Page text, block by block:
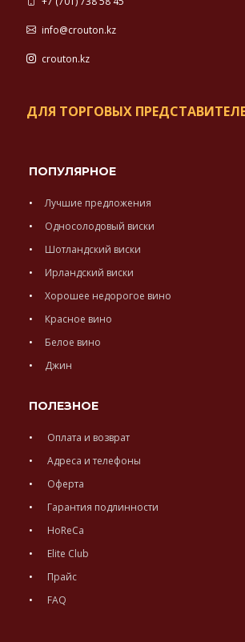
info@crouton.kz
crouton.kz
ДЛЯ ТОРГОВЫХ
ПОПУЛЯРНОЕ
Лучшие предложения
Односолодовый виски
Шотландский виски
Ирландский виски
Хорошее недорогое вино
Красное вино
Белое вино
Джин
ПОЛЕЗНОЕ
Оплата и возврат
Адреса и телефоны
Оферта
Гарантия подлинности
HoReCa
Elite Club
Прайс
FAQ